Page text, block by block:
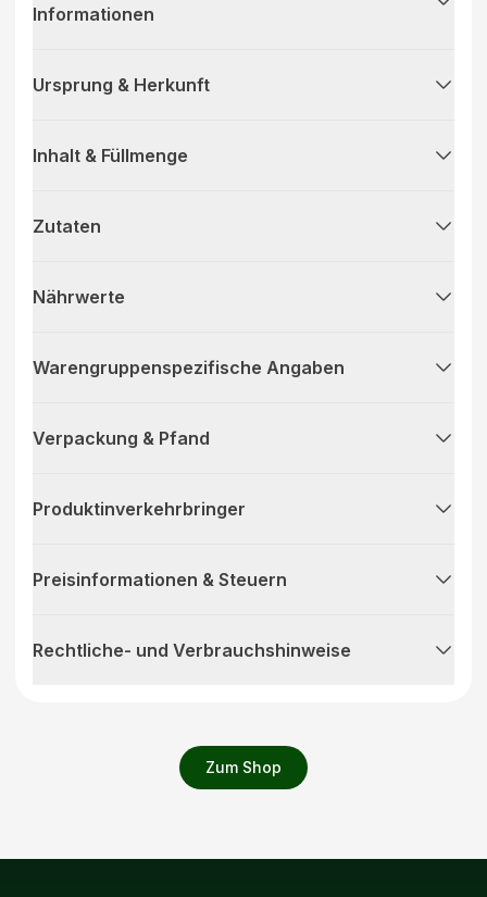
Zum Shop
Informationen
Ursprung & Herkunft
Inhalt & Füllmenge
Zutaten
Nährwerte
Warengruppenspezifische Angaben
Verpackung & Pfand
Produktinverkehrbringer
Preisinformationen & Steuern
Rechtliche- und Verbrauchshinweise